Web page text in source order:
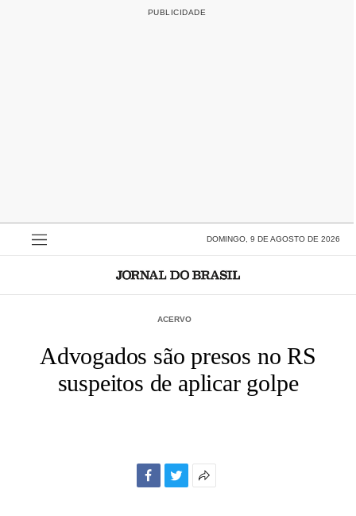
DOMINGO, 9 DE AGOSTO DE 2026
ACERVO
Advogados são presos no RS
suspeitos de aplicar golpe